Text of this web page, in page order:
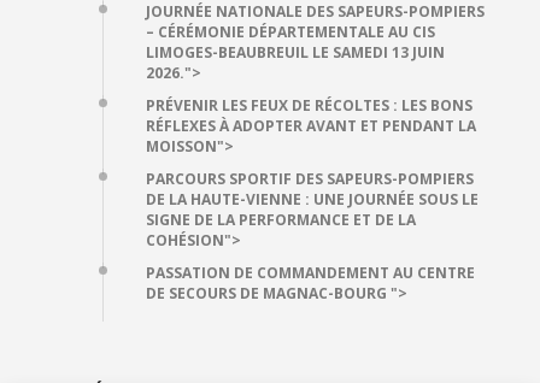
JOURNÉE NATIONALE DES SAPEURS-POMPIERS
– CÉRÉMONIE DÉPARTEMENTALE AU CIS
LIMOGES-BEAUBREUIL LE SAMEDI 13 JUIN
2026.">
PRÉVENIR LES FEUX DE RÉCOLTES : LES BONS
RÉFLEXES À ADOPTER AVANT ET PENDANT LA
MOISSON">
PARCOURS SPORTIF DES SAPEURS-POMPIERS
DE LA HAUTE-VIENNE : UNE JOURNÉE SOUS LE
SIGNE DE LA PERFORMANCE ET DE LA
COHÉSION">
PASSATION DE COMMANDEMENT AU CENTRE
DE SECOURS DE MAGNAC-BOURG ">